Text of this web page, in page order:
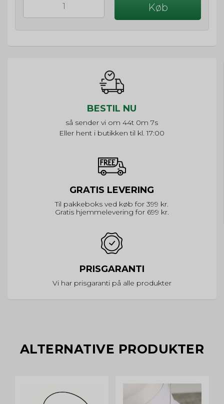
Køb
BESTIL NU
så sender vi om 44t 0m 7s
Eller hent i butikken til kl. 17:00
GRATIS LEVERING
Til pakkeboks ved køb for 399 kr.
Gratis hjemmelevering for 699 kr.
PRISGARANTI
Vi har prisgaranti på alle produkter
ALTERNATIVE PRODUKTER